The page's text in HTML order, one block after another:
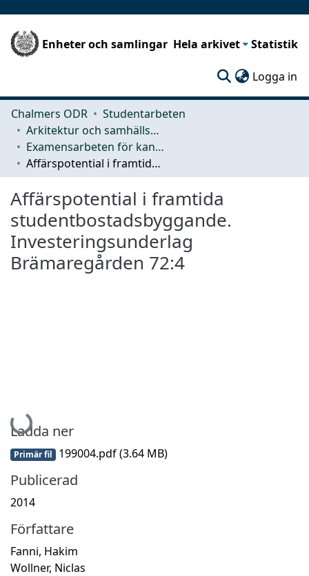
Enheter och samlingar Hela arkivet Statistik
Logga in
Chalmers ODR
Studentarbeten
Arkitektur och samhällsbyggnadsteknik (ACE)
Examensarbeten för kandidatexamen
Affärspotential i framtida studentbostadsbyggande. Investeringsunderlag Brämaregården 72:4
Affärspotential i framtida
studentbostadsbyggande.
Investeringsunderlag
Brämaregården 72:4
Hämtar...
Ladda ner
Primär fil 199004.pdf(3.64 MB)
Publicerad
2014
Författare
Fanni, Hakim
Wollner, Niclas